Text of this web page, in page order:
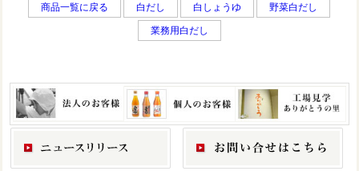
商品一覧に戻る 白だし 白しょうゆ 野菜白だし
業務用白だし